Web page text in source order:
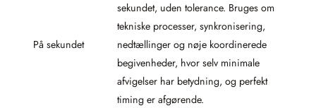
På sekundet
sekundet, uden tolerance. Bruges om
tekniske processer, synkronisering,
nedtællinger og nøje koordinerede
begivenheder, hvor selv minimale
afvigelser har betydning, og perfekt
timing er afgørende.